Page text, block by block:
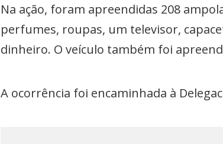
Na ação, foram apreendidas 208
perfumes, roupas, um televisor,
dinheiro. O veículo também foi
A ocorrência foi encaminhada à